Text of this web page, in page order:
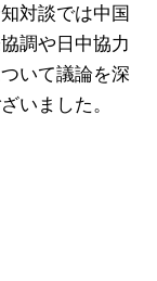
対談では中国
調や日中協力
いて議論を深
いました。